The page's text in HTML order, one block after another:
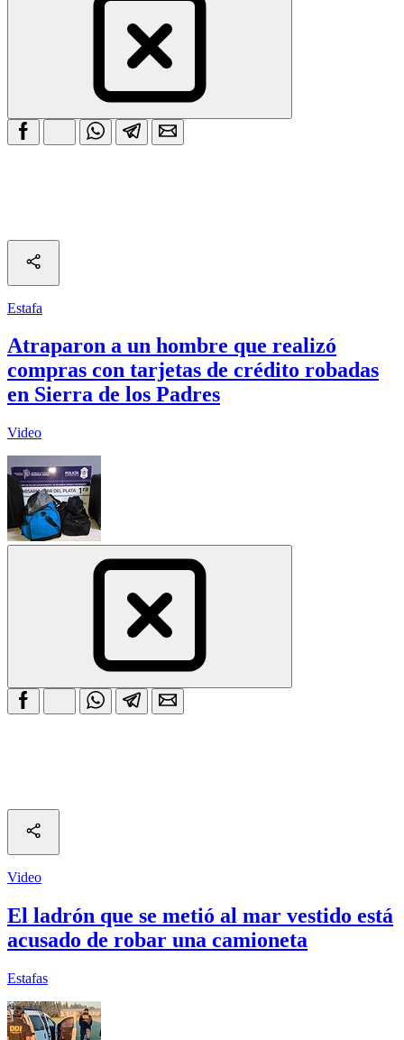
Estafa
Atraparon a un hombre que realizó
compras con tarjetas de crédito robadas
en Sierra de los Padres
Video
Video
El ladrón que se metió al mar vestido está
acusado de robar una camioneta
Estafas